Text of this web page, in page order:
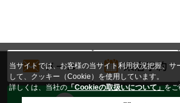
メール 来店予約
当サイトでは、お客様の当サイト利用状況把握、サ
して、クッキー（Cookie）を使用しています。
詳しくは、当社の「Cookieの取扱いについて」を